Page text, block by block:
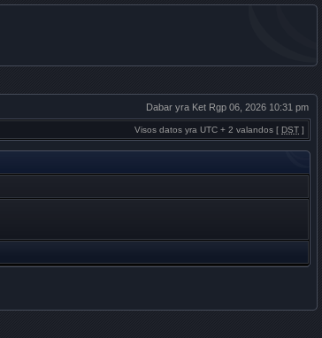
Dabar yra Ket Rgp 06, 2026 10:31 pm
Visos datos yra UTC + 2 valandos [ DST ]